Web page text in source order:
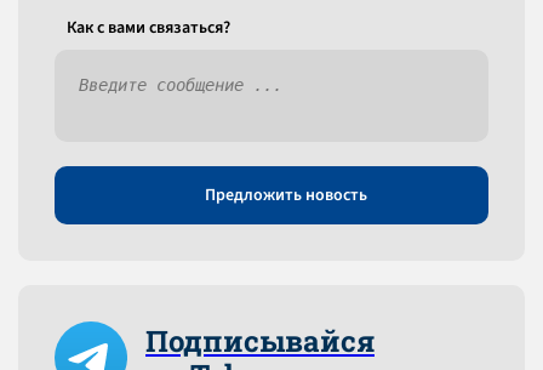
Как c вами связаться?
Предложить новость
Подписывайся